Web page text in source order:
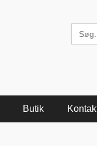
for:
Butik